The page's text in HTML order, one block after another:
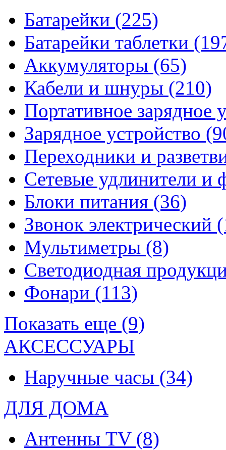
Батарейки (225)
Батарейки таблетки
Аккумуляторы (65)
Кабели и шнуры (210)
Портативное зарядное
Зарядное устройство
Переходники и
Сетевые удлинители и
Блоки питания (36)
Звонок электрический
Мультиметры (8)
Светодиодная
Фонари (113)
Показать еще (9)
АКСЕССУАРЫ
Наручные часы (34)
ДЛЯ ДОМА
Антенны TV (8)